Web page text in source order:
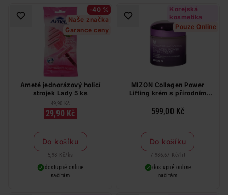
-40 %
Naše značka
Garance ceny
Ameté jednorázový holicí
strojek Lady 5 ks
49,90 Kč
29,90 Kč
Do košíku
5,98 Kč/ ks
dostupné online
načítám
Korejská
kosmetika
Pouze Online
MIZON Collagen Power
Lifting krém s přírodním
599,00 Kč
Do košíku
7 986,67 Kč/ lit
dostupné online
načítám